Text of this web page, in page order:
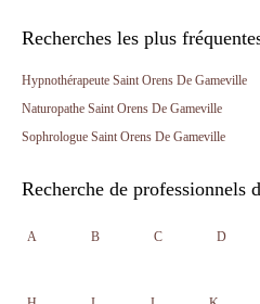
Recherches les plus
Hypnothérapeute Saint Orens De Gameville
Naturopathe Saint Orens De Gameville
Sophrologue Saint Orens De Gameville
Recherche de professionnels
A B C D